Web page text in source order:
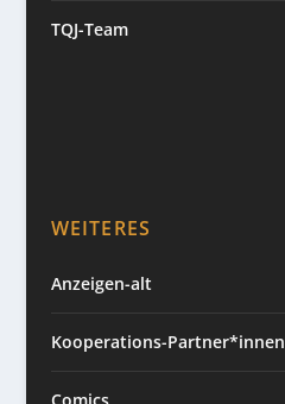
TQJ-Team
WEITERES
Anzeigen-alt
Kooperations-Partner*innen
Comics